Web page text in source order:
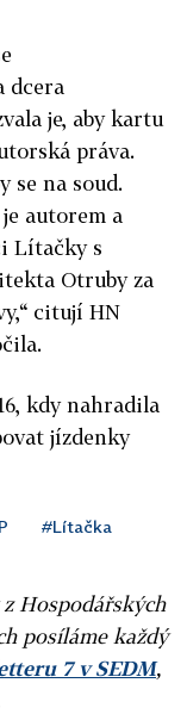
dcera
je, aby kartu
práva.
se na soud.
autorem a
Lítačky s
Otruby za
citují HN
kdy nahradila
jízdenky
#Lítačka
Hospodářských
posíláme každý
7 v SEDM,